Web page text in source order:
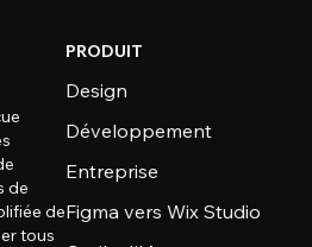
de
de
tous
PRODUIT
Design
Développement
Entreprise
Figma vers Wix Studio